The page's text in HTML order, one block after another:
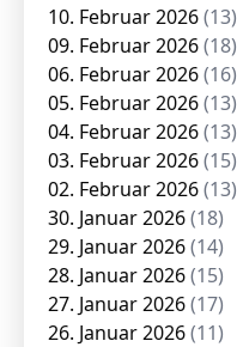
10. Februar 2026(13)
09. Februar 2026(18)
06. Februar 2026(16)
05. Februar 2026(13)
04. Februar 2026(13)
03. Februar 2026(15)
02. Februar 2026(13)
30. Januar 2026(18)
29. Januar 2026(14)
28. Januar 2026(15)
27. Januar 2026(17)
26. Januar 2026(11)